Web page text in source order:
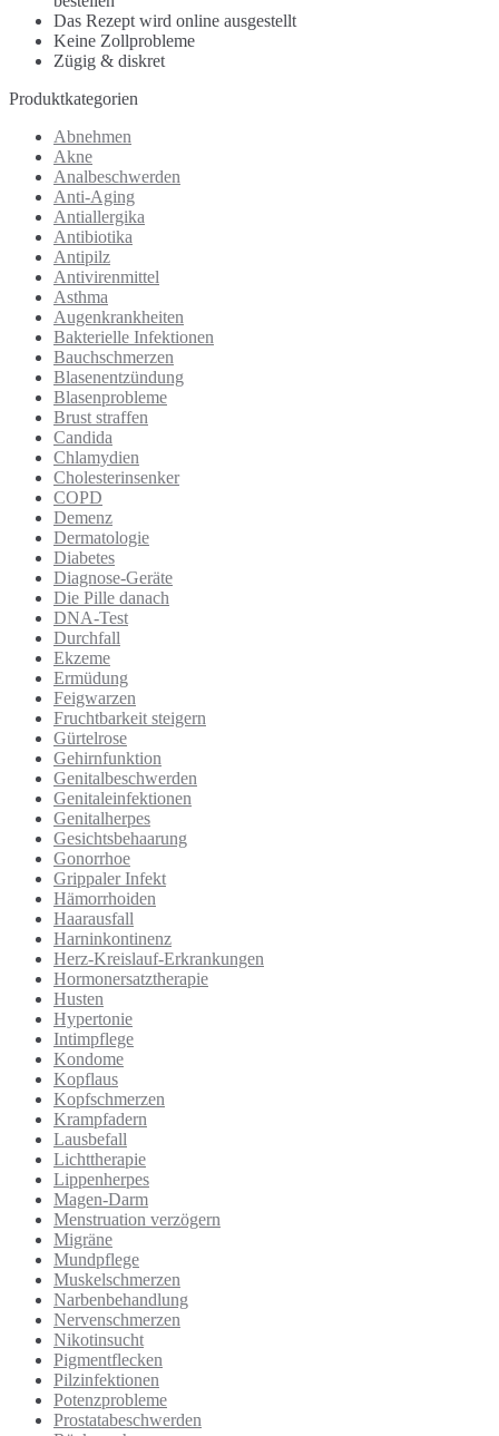
Das Rezept wird online ausgestellt
Keine Zollprobleme
Zügig & diskret
Produktkategorien
Abnehmen
Akne
Analbeschwerden
Anti-Aging
Antiallergika
Antibiotika
Antipilz
Antivirenmittel
Asthma
Augenkrankheiten
Bakterielle Infektionen
Bauchschmerzen
Blasenentzündung
Blasenprobleme
Brust straffen
Candida
Chlamydien
Cholesterinsenker
COPD
Demenz
Dermatologie
Diabetes
Diagnose-Geräte
Die Pille danach
DNA-Test
Durchfall
Ekzeme
Ermüdung
Feigwarzen
Fruchtbarkeit steigern
Gürtelrose
Gehirnfunktion
Genitalbeschwerden
Genitaleinfektionen
Genitalherpes
Gesichtsbehaarung
Gonorrhoe
Grippaler Infekt
Hämorrhoiden
Haarausfall
Harninkontinenz
Herz-Kreislauf-Erkrankungen
Hormonersatztherapie
Husten
Hypertonie
Intimpflege
Kondome
Kopflaus
Kopfschmerzen
Krampfadern
Lausbefall
Lichttherapie
Lippenherpes
Magen-Darm
Menstruation verzögern
Migräne
Mundpflege
Muskelschmerzen
Narbenbehandlung
Nervenschmerzen
Nikotinsucht
Pigmentflecken
Pilzinfektionen
Potenzprobleme
Prostatabeschwerden